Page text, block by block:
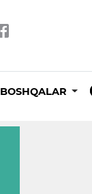
BOSHQALAR